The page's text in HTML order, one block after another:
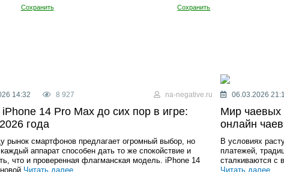
Сохранить Сохранить
14:32 8 927 na-negative.ru
14 Pro Max до сих пор в игре:
года
рынок смартфонов предлагает огромный выбор, но
аппарат способен дать то же спокойствие и
что и проверенная флагманская модель. iPhone 14
Читать далее...
06.03.2026
Мир чаевых
онлайн
В условиях
платежей,
сталкиваются с
Читать далее...